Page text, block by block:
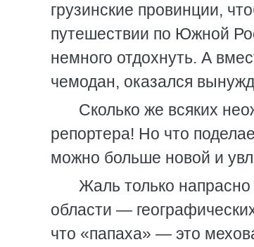
грузинские провинции,
путешествии по Южной
немного отдохнуть. А
чемодан, оказался
Сколько же всяких
репортера! Но что
можно больше новой и
Жаль только
области —
что «папаха» — это